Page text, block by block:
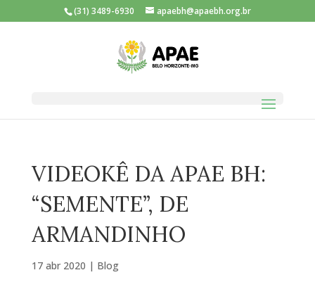
(31) 3489-6930 apaebh@apaebh.org.br
VIDEOKÊ DA APAE BH:
“SEMENTE”, DE
ARMANDINHO
17 abr 2020 | Blog